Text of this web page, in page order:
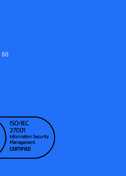
88